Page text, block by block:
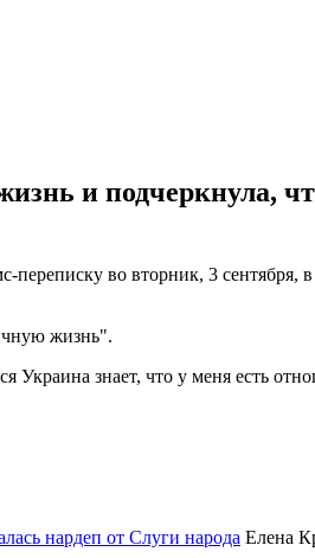
и подчеркнула,
во вторник, 3 сентября,
жизнь".
Украина знает, что у меня есть
нардеп от Слуги народа Елена